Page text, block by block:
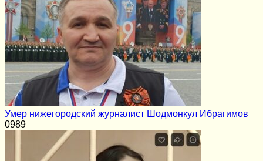
Умер нижегородский журналист Шодмонкул Ибрагимов
0989